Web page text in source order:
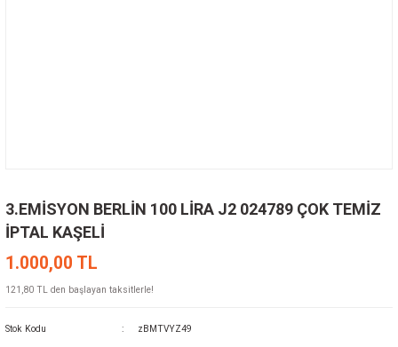
3.EMİSYON BERLİN 100 LİRA J2 024789 ÇOK TEMİZ
İPTAL KAŞELİ
1.000,00 TL
121,80 TL den başlayan taksitlerle!
Stok Kodu zBMTVYZ49